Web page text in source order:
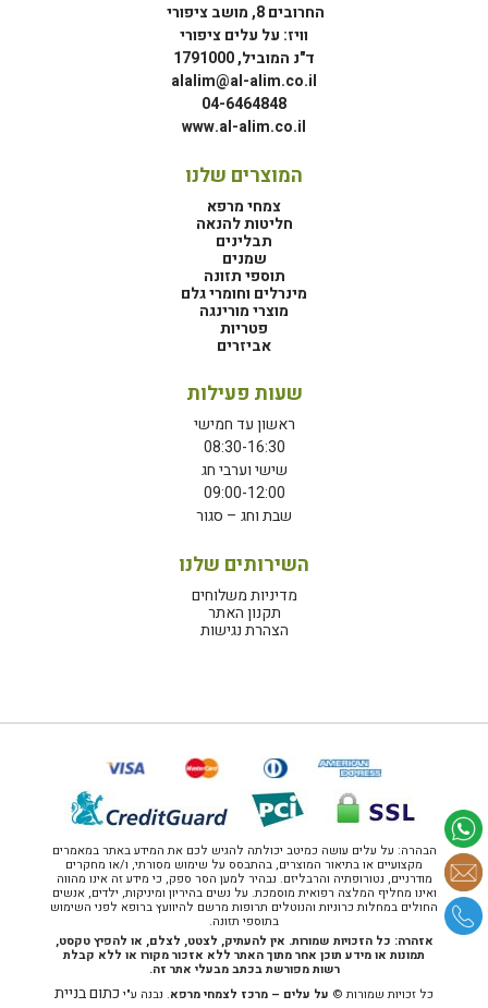
החרובים 8, מושב ציפורי
וויז: על עלים ציפורי
ד"נ המוביל, 1791000
alalim@al-alim.co.il
04-6464848
www.al-alim.co.il
המוצרים שלנו
צמחי מרפא
חליטות להנאה
תבלינים
שמנים
תוספי תזונה
מינרלים וחומרי גלם
מוצרי מורינגה
פטריות
אביזרים
שעות פעילות
ראשון עד חמישי
08:30-16:30
שישי וערבי חג
09:00-12:00
שבת וחג – סגור
השירותים שלנו
מדיניות משלוחים
תקנון האתר
הצהרת נגישות
הבהרה: על עלים עושה כמיטב יכולתה להגיש לכם את המידע באתר במאמרים
מקצועיים או בתיאור המוצרים, בהתבסס על שימוש מסורתי, ו/או מחקרים
מודרניים, נטורופתיה והרבליזם. נבהיר למען הסר ספק, כי מידע זה אינו מהווה
ואינו מחליף המלצה רפואית מוסמכת. על נשים בהיריון ומיניקות, ילדים, אנשים
החולים במחלות כרוניות והנוטלים תרופות מרשם להיוועץ ברופא לפני השימוש
בתוספי תזונה.
אזהרה: כל הזכויות שמורות. אין להעתיק, לצטט, לצלם, או להפיץ טקסט,
תמונות או מידע תוכן אחר מתוך האתר ללא אזכור מקורו או ללא קבלת
רשות מפורשת בכתב מבעלי אתר זה.
כל זכויות שמורות © על עלים – מרכז לצמחי מרפא. נבנה ע"יכתום בניית